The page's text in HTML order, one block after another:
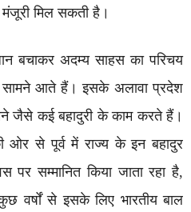
मिल सकती है।
बचाकर अदम्य साहस का परिचय
आते हैं। इसके अलावा प्रदेश
जैसे कई बहादुरी के काम करते हैं।
ओर से पूर्व में राज्य के इन बहादुर
पर सम्मानित किया जाता रहा है,
वर्षों से इसके लिए भारतीय बाल